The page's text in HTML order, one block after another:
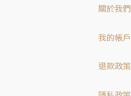
關於我們
我的帳戶
退款政策